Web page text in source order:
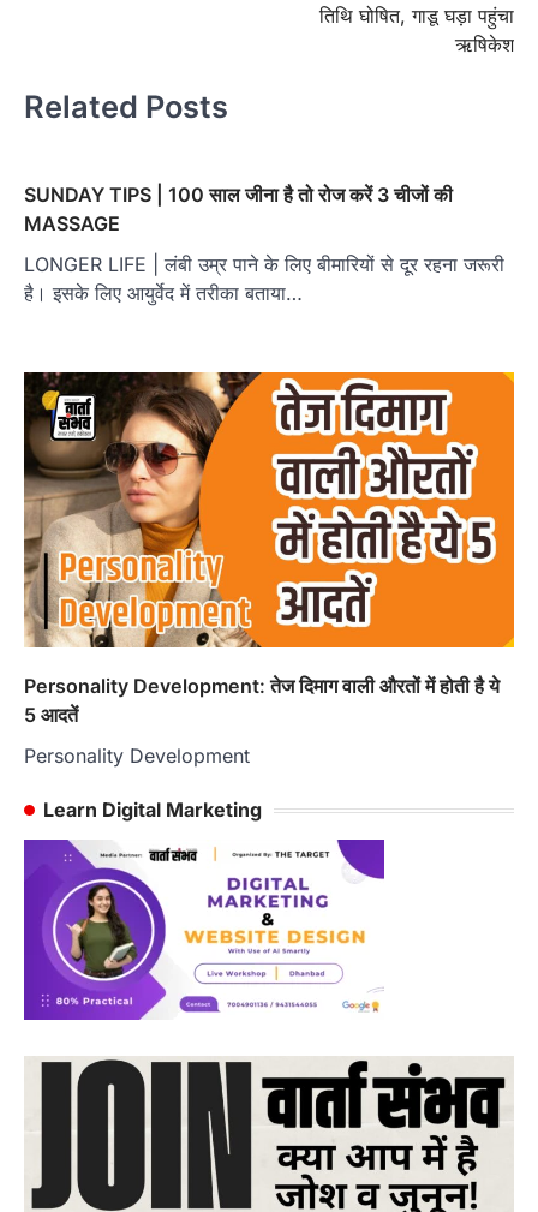
तिथि घोषित, गाडू घड़ा पहुंचा
ऋषिकेश
Related Posts
SUNDAY TIPS | 100 साल जीना है तो रोज करें 3 चीजों की
MASSAGE
LONGER LIFE | लंबी उम्र पाने के लिए बीमारियों से दूर रहना जरूरी
है। इसके लिए आयुर्वेद में तरीका बताया…
Personality Development: तेज दिमाग वाली औरतों में होती है ये
5 आदतें
Personality Development
Learn Digital Marketing